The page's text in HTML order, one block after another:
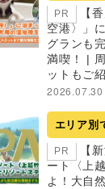
PR
【
空港〉」
グランも
満喫！ |
ットもご
2026.07.30
エリア別
PR
【
ート〈上
よ！大自